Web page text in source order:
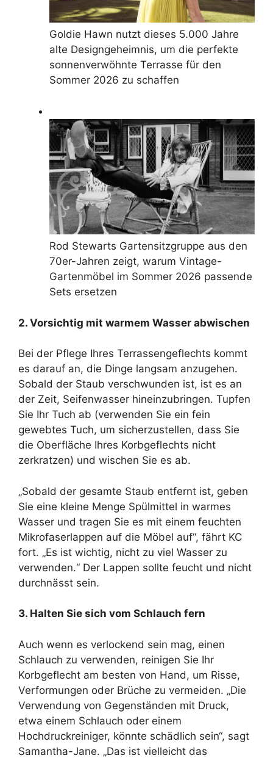
Goldie Hawn nutzt dieses 5.000 Jahre
alte Designgeheimnis, um die perfekte
sonnenverwöhnte Terrasse für den
Sommer 2026 zu schaffen
Rod Stewarts Gartensitzgruppe aus den
70er-Jahren zeigt, warum Vintage-
Gartenmöbel im Sommer 2026 passende
Sets ersetzen
2. Vorsichtig mit warmem Wasser abwischen
Bei der Pflege Ihres Terrassengeflechts kommt
es darauf an, die Dinge langsam anzugehen.
Sobald der Staub verschwunden ist, ist es an
der Zeit, Seifenwasser hineinzubringen. Tupfen
Sie Ihr Tuch ab (verwenden Sie ein fein
gewebtes Tuch, um sicherzustellen, dass Sie
die Oberfläche Ihres Korbgeflechts nicht
zerkratzen) und wischen Sie es ab.
„Sobald der gesamte Staub entfernt ist, geben
Sie eine kleine Menge Spülmittel in warmes
Wasser und tragen Sie es mit einem feuchten
Mikrofaserlappen auf die Möbel auf“, fährt KC
fort. „Es ist wichtig, nicht zu viel Wasser zu
verwenden.“ Der Lappen sollte feucht und nicht
durchnässt sein.
3. Halten Sie sich vom Schlauch fern
Auch wenn es verlockend sein mag, einen
Schlauch zu verwenden, reinigen Sie Ihr
Korbgeflecht am besten von Hand, um Risse,
Verformungen oder Brüche zu vermeiden. „Die
Verwendung von Gegenständen mit Druck,
etwa einem Schlauch oder einem
Hochdruckreiniger, könnte schädlich sein“, sagt
Samantha-Jane. „Das ist vielleicht das